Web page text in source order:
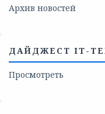
Архив новостей
ДАЙДЖЕСТ IT-
Просмотреть